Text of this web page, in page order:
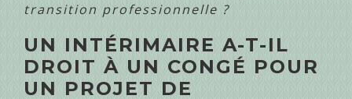
transition professionnelle ?
UN INTÉRIMAIRE A-T-IL
DROIT À UN CONGÉ POUR
UN PROJET DE